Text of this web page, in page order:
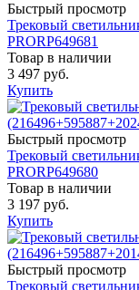
Быстрый просмотр
Трековый
PRORP649681
Товар в наличии
3 497 руб.
Купить
Быстрый просмотр
Трековый
PRORP649680
Товар в наличии
3 197 руб.
Купить
Быстрый просмотр
Трековый